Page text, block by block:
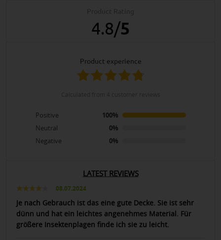
4.8/5
product experience
Positive
100%
Neutral
0%
Negative
0%
LATEST REVIEWS
08.07.2024
Je nach Gebrauch ist das eine gute Decke. Sie ist sehr
dünn und hat ein leichtes angenehmes Material. Für
größere Insektenplagen finde ich sie zu leicht.